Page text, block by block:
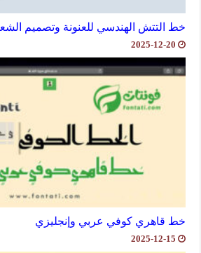
خط التتش الهندسي للعنونة وتصميم
2025-12-20
خط قاهري كوفي عربي وإنجليزي
2025-12-15